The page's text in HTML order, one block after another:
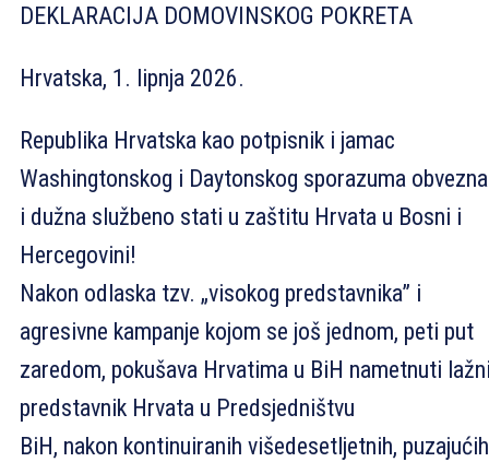
DEKLARACIJA DOMOVINSKOG POKRETA
Hrvatska, 1. lipnja 2026.
Republika Hrvatska kao potpisnik i jamac
Washingtonskog i Daytonskog sporazuma
i dužna službeno stati u zaštitu Hrvata u Bosni i
Hercegovini!
Nakon odlaska tzv. „visokog predstavnika” i
agresivne kampanje kojom se još jednom, peti put
zaredom, pokušava Hrvatima u BiH nametnuti
predstavnik Hrvata u Predsjedništvu
BiH, nakon kontinuiranih višedesetljetnih, puzajućih